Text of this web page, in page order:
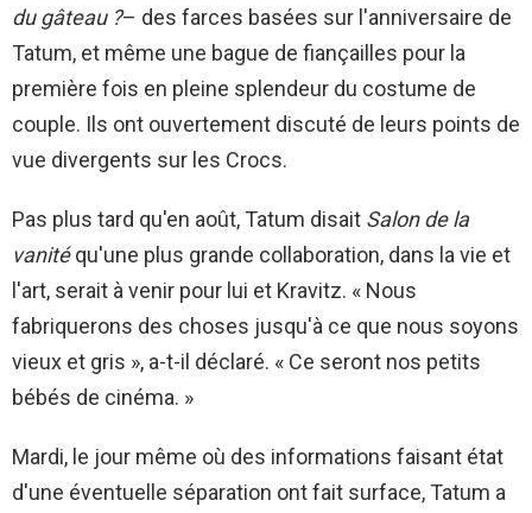
du gâteau ?– des farces basées sur l'anniversaire de
Tatum, et même une bague de fiançailles pour la
première fois en pleine splendeur du costume de
couple. Ils ont ouvertement discuté de leurs points de
vue divergents sur les Crocs.
Pas plus tard qu'en août, Tatum disait Salon de la
vanitéqu'une plus grande collaboration, dans la vie et
l'art, serait à venir pour lui et Kravitz. « Nous
fabriquerons des choses jusqu'à ce que nous soyons
vieux et gris », a-t-il déclaré. « Ce seront nos petits
bébés de cinéma. »
Mardi, le jour même où des informations faisant état
d'une éventuelle séparation ont fait surface, Tatum a